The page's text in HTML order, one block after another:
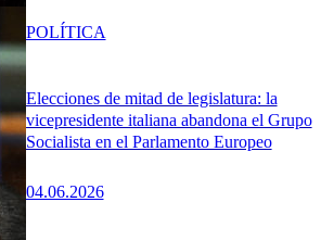
Elecciones de mitad de legislatura: la
vicepresidente italiana abandona el Grupo
Socialista en el Parlamento Europeo
04.06.2026
POLÍTICA